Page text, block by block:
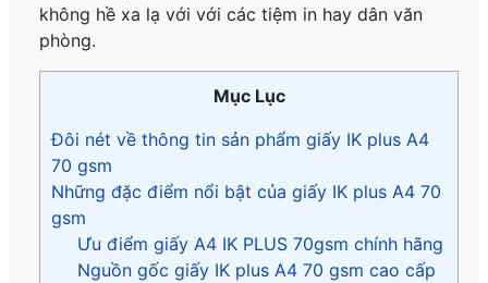
không hề xa lạ với với các tiệm in hay dân văn
phòng.
Mục Lục
Đôi nét về thông tin sản phẩm giấy IK plus A4
70 gsm
Những đặc điểm nổi bật của giấy IK plus A4 70
gsm
Ưu điểm giấy A4 IK PLUS 70gsm chính hãng
Nguồn gốc giấy IK plus A4 70 gsm cao cấp